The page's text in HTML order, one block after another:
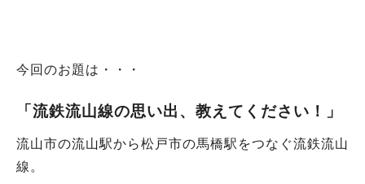
今回のお題は・・・
「流鉄流山線の思い出、教えてください！」
流山市の流山駅から松戸市の馬橋駅をつなぐ流鉄流山
線。